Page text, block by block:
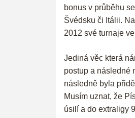
bonus v průběhu
Švédsku či Itálii.
2012 své turnaje
Jediná věc která
postup a následné
následně byla
Musím uznat, že
úsilí a do extraligy